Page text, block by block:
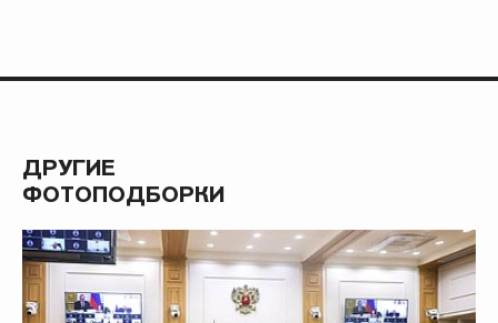
ДРУГИЕ
ФОТОПОДБОРКИ